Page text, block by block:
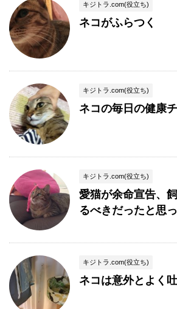
キジトラ.com(役立ち)
ネコがふらつく
キジトラ.com(役立ち)
ネコの毎日の健康
キジトラ.com(役立ち)
愛猫が余命宣告、
るべきだったと思
キジトラ.com(役立ち)
ネコは意外とよく